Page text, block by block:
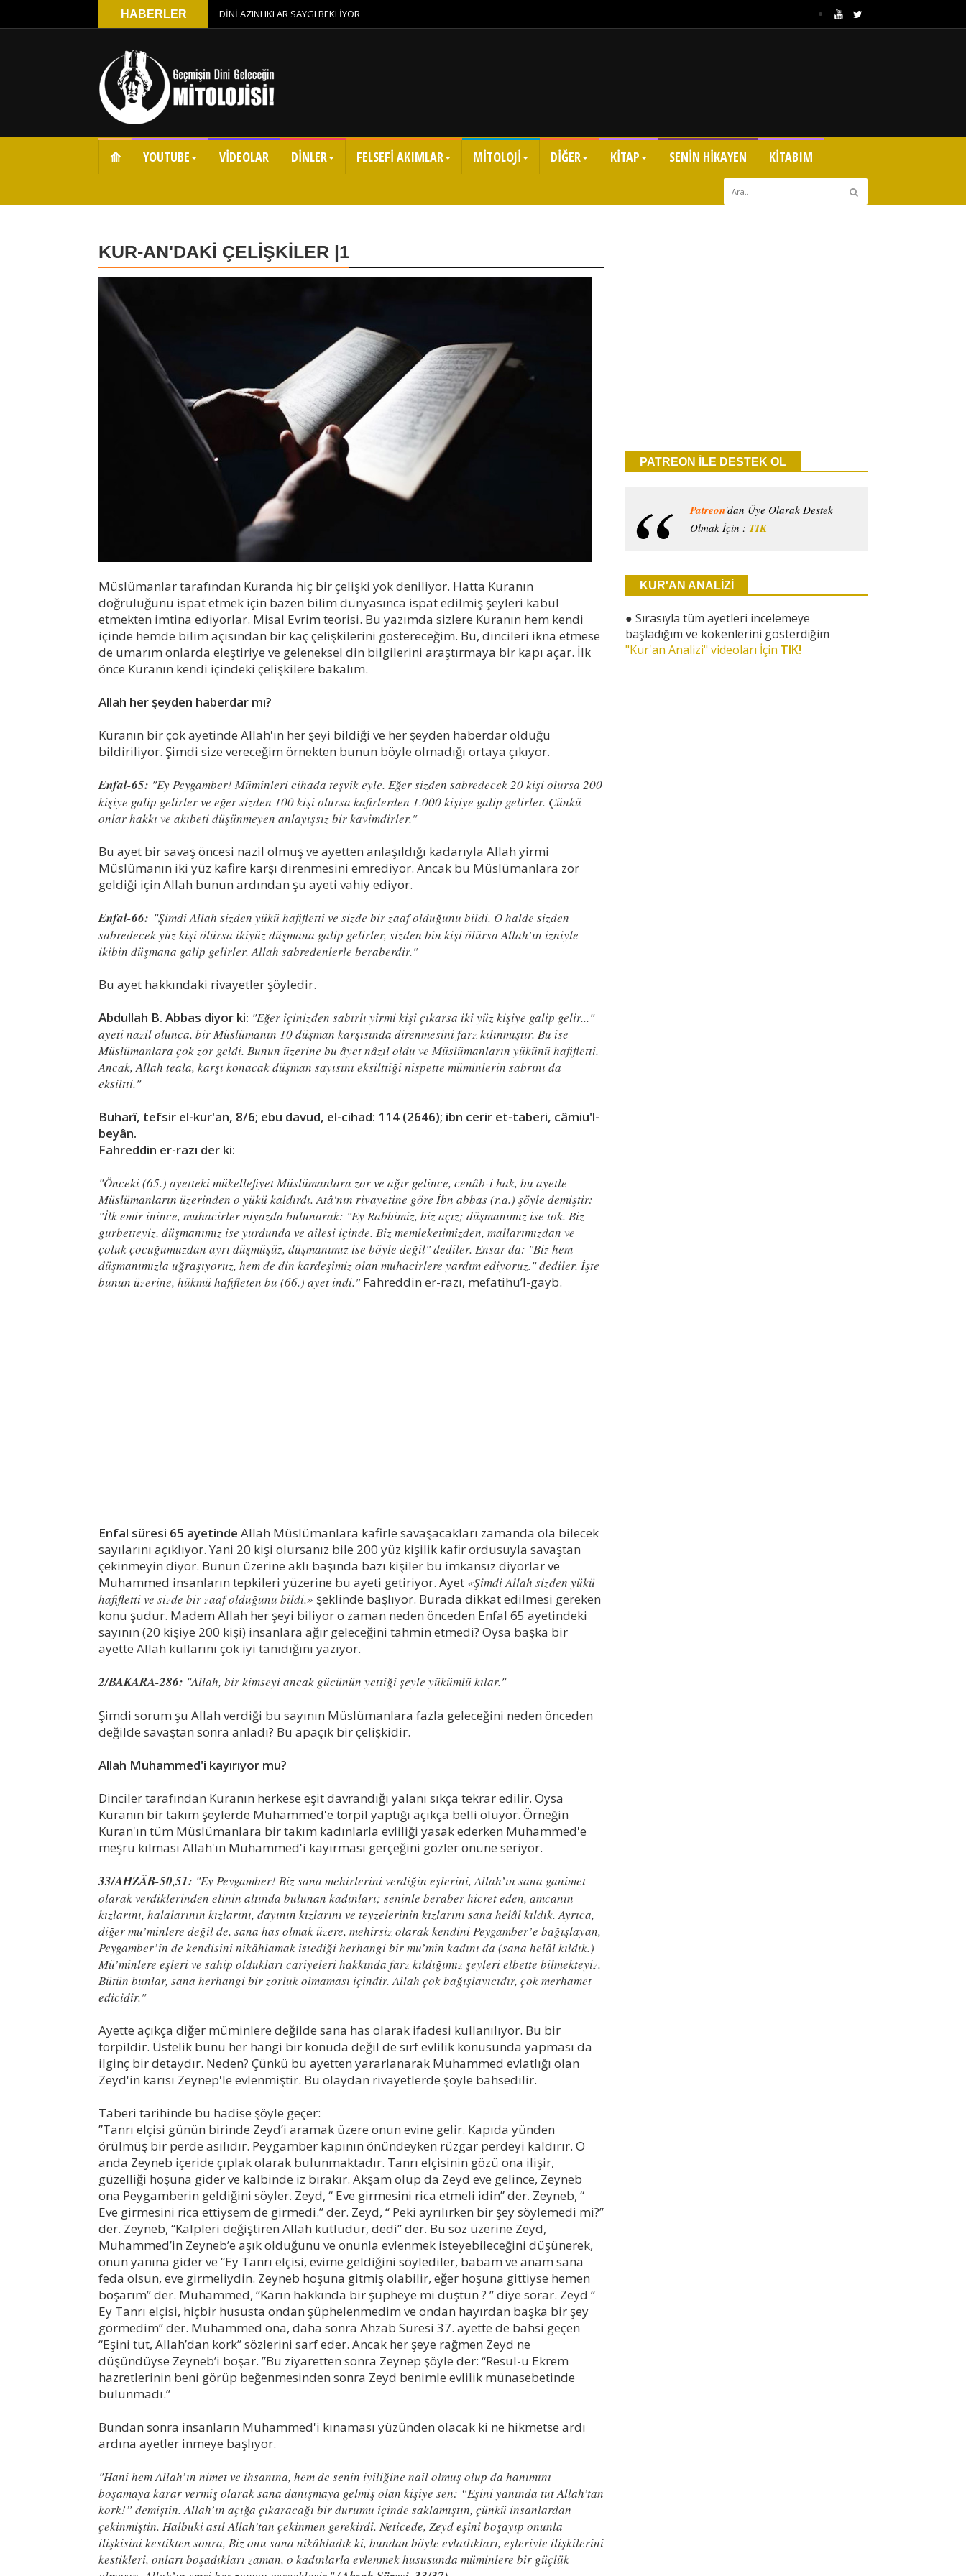
HABERLER DİNİ AZINLIKLAR SAYGI BEKLİYOR
⟰ YOUTUBE VİDEOLAR DİNLER FELSEFİ AKIMLAR MİTOLOJİ DİĞER KİTAP SENİN HİKAYEN KİTABIM
KUR-AN'DAKİ ÇELİŞKİLER |1
Müslümanlar tarafından Kuranda hiç bir çelişki yok deniliyor. Hatta Kuranın
doğruluğunu ispat etmek için bazen bilim dünyasınca ispat edilmiş şeyleri kabul
etmekten imtina ediyorlar. Misal Evrim teorisi. Bu yazımda sizlere Kuranın hem kendi
içinde hemde bilim açısından bir kaç çelişkilerini göstereceğim. Bu, dincileri ikna etmese
de umarım onlarda eleştiriye ve geleneksel din bilgilerini araştırmaya bir kapı açar. İlk
önce Kuranın kendi içindeki çelişkilere bakalım.
Allah her şeyden haberdar mı?
Kuranın bir çok ayetinde Allah'ın her şeyi bildiği ve her şeyden haberdar olduğu
bildiriliyor. Şimdi size vereceğim örnekten bunun böyle olmadığı ortaya çıkıyor.
Enfal-65: "Ey Peygamber! Müminleri cihada teşvik eyle. Eğer sizden sabredecek 20 kişi olursa 200
kişiye galip gelirler ve eğer sizden 100 kişi olursa kafirlerden 1.000 kişiye galip gelirler. Çünkü
onlar hakkı ve akıbeti düşünmeyen anlayışsız bir kavimdirler."
Bu ayet bir savaş öncesi nazil olmuş ve ayetten anlaşıldığı kadarıyla Allah yirmi
Müslümanın iki yüz kafire karşı direnmesini emrediyor. Ancak bu Müslümanlara zor
geldiği için Allah bunun ardından şu ayeti vahiy ediyor.
Enfal-66: "Şimdi Allah sizden yükü hafifletti ve sizde bir zaaf olduğunu bildi. O halde sizden
sabredecek yüz kişi ölürsa ikiyüz düşmana galip gelirler, sizden bin kişi ölürsa Allah’ın izniyle
ikibin düşmana galip gelirler. Allah sabredenlerle beraberdir."
Bu ayet hakkındaki rivayetler şöyledir.
Abdullah B. Abbas diyor ki: "Eğer içinizden sabırlı yirmi kişi çıkarsa iki yüz kişiye galip gelir..."
ayeti nazil olunca, bir Müslümanın 10 düşman karşısında direnmesini farz kılınmıştır. Bu ise
Müslümanlara çok zor geldi. Bunun üzerine bu âyet nâzıl oldu ve Müslümanların yükünü hafifletti.
Ancak, Allah teala, karşı konacak düşman sayısını eksilttiği nispette müminlerin sabrını da
eksiltti."
Buharî, tefsir el-kur'an, 8/6; ebu davud, el-cihad: 114 (2646); ibn cerir et-taberi, câmiu'l-
beyân.
Fahreddin er-razı der ki:
"Önceki (65.) ayetteki mükellefiyet Müslümanlara zor ve ağır gelince, cenâb-i hak, bu ayetle
Müslümanların üzerinden o yükü kaldırdı. Atâ'nın rivayetine göre İbn abbas (r.a.) şöyle demiştir:
"İlk emir inince, muhacirler niyazda bulunarak: "Ey Rabbimiz, biz açız; düşmanımız ise tok. Biz
gurbetteyiz, düşmanımız ise yurdunda ve ailesi içinde. Biz memleketimizden, mallarımızdan ve
çoluk çocuğumuzdan ayrı düşmüşüz, düşmanımız ise böyle değil" dediler. Ensar da: "Biz hem
düşmanımızla uğraşıyoruz, hem de din kardeşimiz olan muhacirlere yardım ediyoruz." dediler. İşte
bunun üzerine, hükmü hafifleten bu (66.) ayet indi."Fahreddin er-razı, mefatihu’l-gayb.
Enfal süresi 65 ayetinde Allah Müslümanlara kafirle savaşacakları zamanda ola bilecek
sayılarını açıklıyor. Yani 20 kişi olursanız bile 200 yüz kişilik kafir ordusuyla savaştan
çekinmeyin diyor. Bunun üzerine aklı başında bazı kişiler bu imkansız diyorlar ve
Muhammed insanların tepkileri yüzerine bu ayeti getiriyor. Ayet «Şimdi Allah sizden yükü
hafifletti ve sizde bir zaaf olduğunu bildi.» şeklinde başlıyor. Burada dikkat edilmesi gereken
konu şudur. Madem Allah her şeyi biliyor o zaman neden önceden Enfal 65 ayetindeki
sayının (20 kişiye 200 kişi) insanlara ağır geleceğini tahmin etmedi? Oysa başka bir
ayette Allah kullarını çok iyi tanıdığını yazıyor.
2/BAKARA-286: "Allah, bir kimseyi ancak gücünün yettiği şeyle yükümlü kılar."
Şimdi sorum şu Allah verdiği bu sayının Müslümanlara fazla geleceğini neden önceden
değilde savaştan sonra anladı? Bu apaçık bir çelişkidir.
Allah Muhammed'i kayırıyor mu?
Dinciler tarafından Kuranın herkese eşit davrandığı yalanı sıkça tekrar edilir. Oysa
Kuranın bir takım şeylerde Muhammed'e torpil yaptığı açıkça belli oluyor. Örneğin
Kuran'ın tüm Müslümanlara bir takım kadınlarla evliliği yasak ederken Muhammed'e
meşru kılması Allah'ın Muhammed'i kayırması gerçeğini gözler önüne seriyor.
33/AHZÂB-50,51: "Ey Peygamber! Biz sana mehirlerini verdiğin eşlerini, Allah’ın sana ganimet
olarak verdiklerinden elinin altında bulunan kadınları; seninle beraber hicret eden, amcanın
kızlarını, halalarının kızlarını, dayının kızlarını ve teyzelerinin kızlarını sana helâl kıldık. Ayrıca,
diğer mu’minlere değil de, sana has olmak üzere, mehirsiz olarak kendini Peygamber’e bağışlayan,
Peygamber’in de kendisini nikâhlamak istediği herhangi bir mu’min kadını da (sana helâl kıldık.)
Mü’minlere eşleri ve sahip oldukları cariyeleri hakkında farz kıldığımız şeyleri elbette bilmekteyiz.
Bütün bunlar, sana herhangi bir zorluk olmaması içindir. Allah çok bağışlayıcıdır, çok merhamet
edicidir."
Ayette açıkça diğer müminlere değilde sana has olarak ifadesi kullanılıyor. Bu bir
torpildir. Üstelik bunu her hangi bir konuda değil de sırf evlilik konusunda yapması da
ilginç bir detaydır. Neden? Çünkü bu ayetten yararlanarak Muhammed evlatlığı olan
Zeyd'in karısı Zeynep'le evlenmiştir. Bu olaydan rivayetlerde şöyle bahsedilir.
Taberi tarihinde bu hadise şöyle geçer:
”Tanrı elçisi günün birinde Zeyd’i aramak üzere onun evine gelir. Kapıda yünden
örülmüş bir perde asılıdır. Peygamber kapının önündeyken rüzgar perdeyi kaldırır. O
anda Zeyneb içeride çıplak olarak bulunmaktadır. Tanrı elçisinin gözü ona ilişir,
güzelliği hoşuna gider ve kalbinde iz bırakır. Akşam olup da Zeyd eve gelince, Zeyneb
ona Peygamberin geldiğini söyler. Zeyd, “ Eve girmesini rica etmeli idin” der. Zeyneb, “
Eve girmesini rica ettiysem de girmedi.” der. Zeyd, “ Peki ayrılırken bir şey söylemedi mi?”
der. Zeyneb, “Kalpleri değiştiren Allah kutludur, dedi” der. Bu söz üzerine Zeyd,
Muhammed’in Zeyneb’e aşık olduğunu ve onunla evlenmek isteyebileceğini düşünerek,
onun yanına gider ve “Ey Tanrı elçisi, evime geldiğini söylediler, babam ve anam sana
feda olsun, eve girmeliydin. Zeyneb hoşuna gitmiş olabilir, eğer hoşuna gittiyse hemen
boşarım” der. Muhammed, “Karın hakkında bir şüpheye mi düştün ? ” diye sorar. Zeyd “
Ey Tanrı elçisi, hiçbir hususta ondan şüphelenmedim ve ondan hayırdan başka bir şey
görmedim” der. Muhammed ona, daha sonra Ahzab Süresi 37. ayette de bahsi geçen
“Eşini tut, Allah’dan kork” sözlerini sarf eder. Ancak her şeye rağmen Zeyd ne
düşündüyse Zeyneb’i boşar. ”Bu ziyaretten sonra Zeynep şöyle der: “Resul-u Ekrem
hazretlerinin beni görüp beğenmesinden sonra Zeyd benimle evlilik münasebetinde
bulunmadı.”
Bundan sonra insanların Muhammed'i kınaması yüzünden olacak ki ne hikmetse ardı
ardına ayetler inmeye başlıyor.
"Hani hem Allah’ın nimet ve ihsanına, hem de senin iyiliğine nail olmuş olup da hanımını
boşamaya karar vermiş olarak sana danışmaya gelmiş olan kişiye sen: “Eşini yanında tut Allah’tan
kork!” demiştin. Allah’ın açığa çıkaracağı bir durumu içinde saklamıştın, çünkü insanlardan
çekinmiştin. Halbuki asıl Allah’tan çekinmen gerekirdi. Neticede, Zeyd eşini boşayıp onunla
ilişkisini kestikten sonra, Biz onu sana nikâhladık ki, bundan böyle evlatlıkları, eşleriyle ilişkilerini
kestikleri, onları boşadıkları zaman, o kadınlarla evlenmek hususunda müminlere bir güçlük
PATREON İLE DESTEK OL
Patreon'dan Üye Olarak Destek
Olmak İçin : TIK
KUR'AN ANALİZİ
●Sırasıyla tüm ayetleri incelemeye
başladığım ve kökenlerini gösterdiğim
"Kur'an Analizi" videoları İçin TIK!